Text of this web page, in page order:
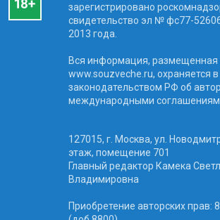
зарегистрировано
свидетельство эл № фc77-
2013 года.
Вся информация, размещенная
www.souzveche.ru, охраняется в
законодательством РФ об
международными
127015, г. Москва, ул.
этаж, помещение 701
Главный редактор Камека
Владимировна
Приобретение авторских прав: